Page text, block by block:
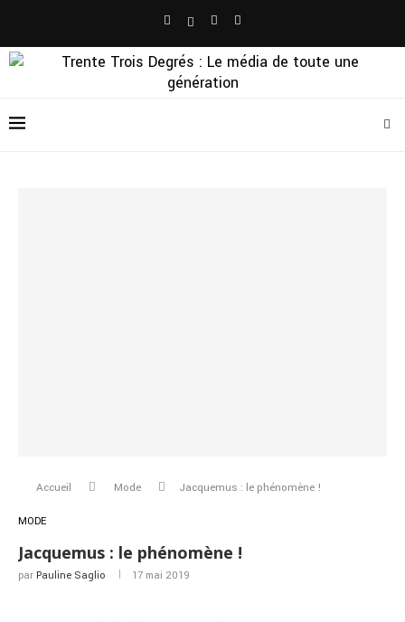
Accueil Mode Jacquemus : le phénomène !
MODE
Jacquemus : le phénomène !
par Pauline Saglio 17 mai 2019